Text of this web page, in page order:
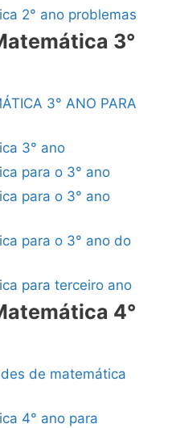
2° ano problemas
3°
3° ANO PARA
3° ano
para o 3° ano
para o 3° ano
para o 3° ano do
para terceiro ano
4°
de matemática
4° ano para